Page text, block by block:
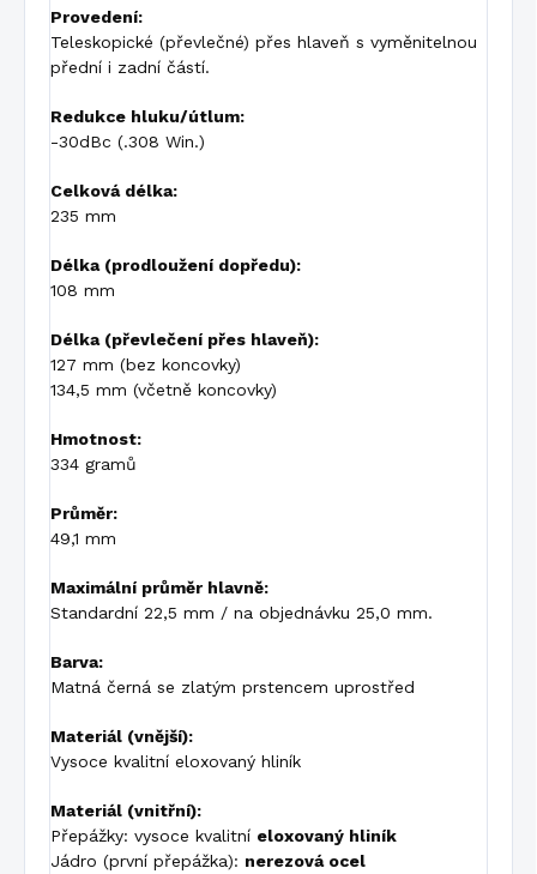
Provedení:
Teleskopické (převlečné) přes hlaveň s vyměnitelnou
přední i zadní částí.
Redukce hluku/útlum:
-30dBc (.308 Win.)
Celková délka:
235 mm
Délka (prodloužení dopředu):
108 mm
Délka (převlečení přes hlaveň):
127 mm (bez koncovky)
134,5 mm (včetně koncovky)
Hmotnost:
334 gramů
Průměr:
49,1 mm
Maximální průměr hlavně:
Standardní 22,5 mm / na objednávku 25,0 mm.
Barva:
Matná černá se zlatým prstencem uprostřed
Materiál (vnější):
Vysoce kvalitní eloxovaný hliník
Materiál (vnitřní):
Přepážky: vysoce kvalitní eloxovaný hliník
Jádro (první přepážka): nerezová ocel